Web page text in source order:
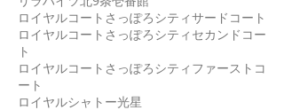
ロイヤルコートさっぽろシティサードコート
ロイヤルコートさっぽろシティセカンドコー
ト
ロイヤルコートさっぽろシティファーストコ
ート
ロイヤルシャトー光星